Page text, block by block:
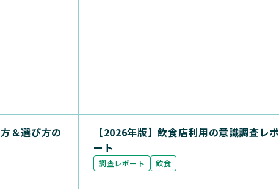
＆選び方の
【2026年版】飲食店利用の意識調査レポ
ート
調査レポート 飲食